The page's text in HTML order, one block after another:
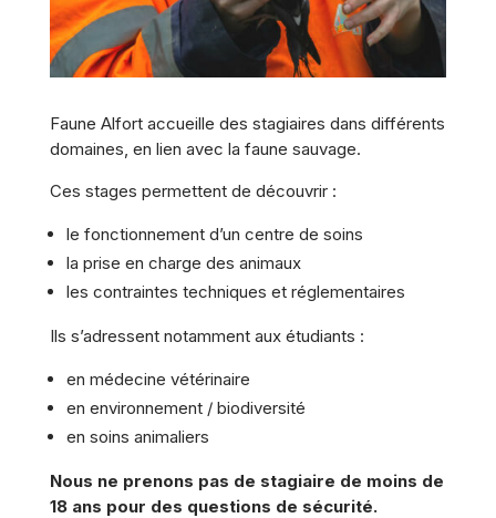
Faune Alfort accueille des stagiaires dans différents
domaines, en lien avec la faune sauvage.
Ces stages permettent de découvrir :
le fonctionnement d’un centre de soins
la prise en charge des animaux
les contraintes techniques et réglementaires
Ils s’adressent notamment aux étudiants :
en médecine vétérinaire
en environnement / biodiversité
en soins animaliers
Nous ne prenons pas de stagiaire de moins de
18 ans pour des questions de sécurité.